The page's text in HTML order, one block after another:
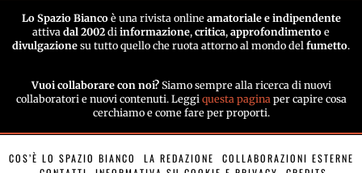
Lo Spazio Biancoè una rivista online amatoriale e indipendente
attiva dal 2002 di informazione, critica, approfondimento e
divulgazione su tutto quello che ruota attorno al mondo del fumetto.
Vuoi collaborare con noi? Siamo sempre alla ricerca di nuovi
collaboratori e nuovi contenuti. Leggi questa paginaper capire cosa
cerchiamo e come fare per proporti.
COS’È LO SPAZIO BIANCO LA REDAZIONE
COLLABORAZIONI ESTERNE